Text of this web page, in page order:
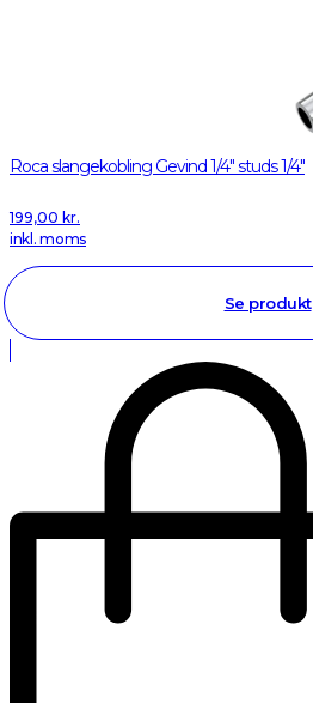
Roca slangekobling Gevind 1/4" studs 1/4"
199,00 kr.
inkl. moms
Se produkt